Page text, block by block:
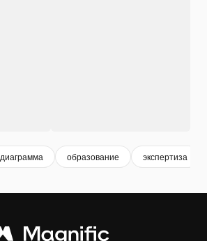
диаграмма образование экспертиза